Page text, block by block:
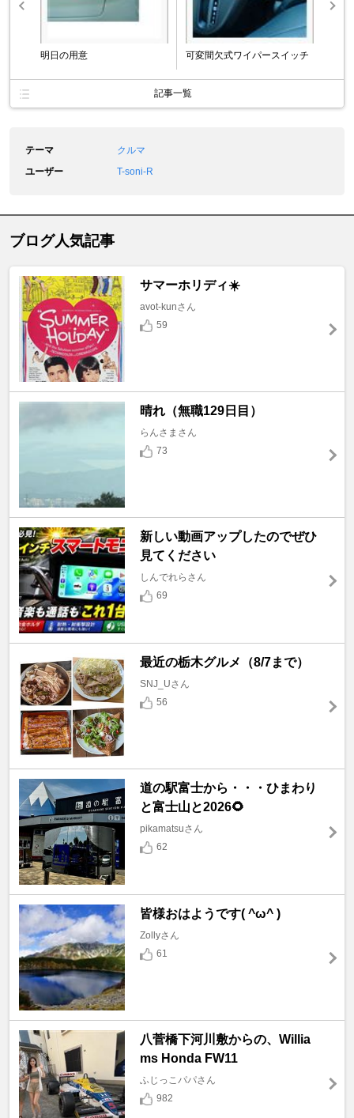
明日の用意 可変間欠式ワイパースイッチ
記事一覧
テーマ
クルマ
ユーザー
T-soni-R
ブログ人気記事
サマーホリディ☀️
avot-kunさん
59
晴れ（無職129日目）
らんさまさん
73
新しい動画アップしたのでぜひ
見てください
しんでれらさん
69
最近の栃木グルメ（8/7まで）
SNJ_Uさん
56
道の駅富士から・・・ひまわり
と富士山と2026🌻
pikamatsuさん
62
皆様おはようです( ^ω^ )
Zollyさん
61
八菅橋下河川敷からの、Willia
ms Honda FW11
ふじっこパパさん
982